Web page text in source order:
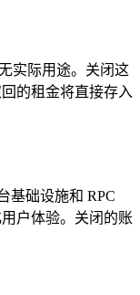
实际用途。关闭这
的租金将直接存入
基础设施和 RPC
户体验。关闭的账